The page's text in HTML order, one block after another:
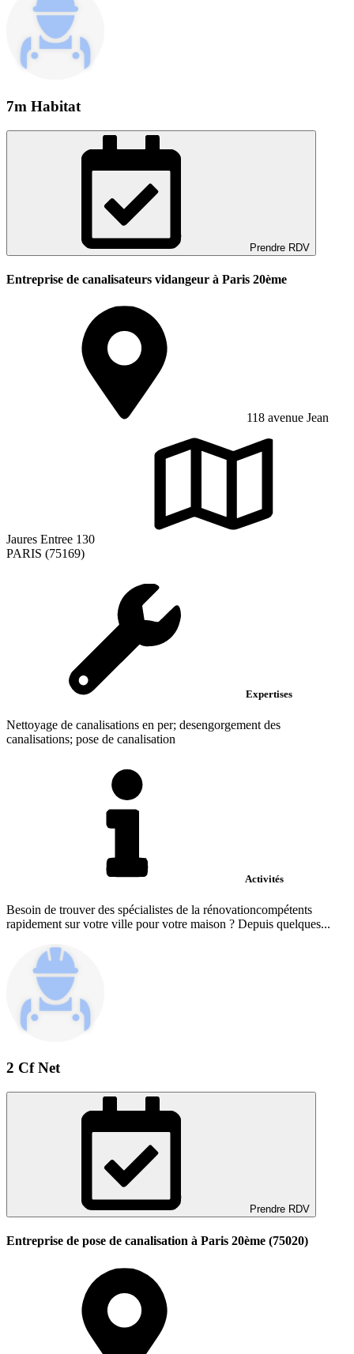
7m Habitat
Prendre RDV
Entreprise de canalisateurs vidangeur à Paris 20ème
118 avenue Jean
Jaures Entree 130
PARIS (75169)
Expertises
Nettoyage de canalisations en per; desengorgement des
canalisations; pose de canalisation
Activités
Besoin de trouver des spécialistes de la rénovationcompétents
rapidement sur votre ville pour votre maison ? Depuis quelques...
2 Cf Net
Prendre RDV
Entreprise de pose de canalisation à Paris 20ème (75020)